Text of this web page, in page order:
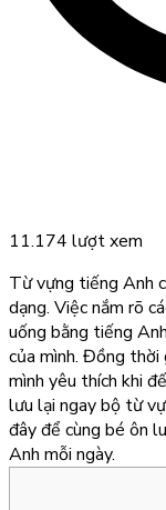
11.174 lượt xem
Từ vựng tiếng Anh
dạng. Việc nắm rõ
uống bằng tiếng
của mình. Đồng
mình yêu thích khi
lưu lại ngay bộ từ
đây để cùng bé ôn
Anh mỗi ngày.